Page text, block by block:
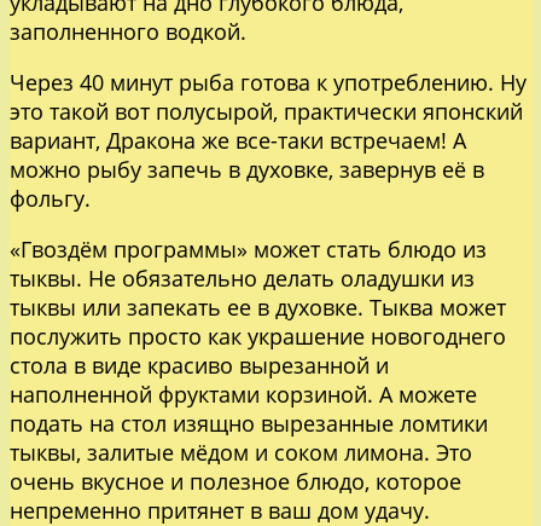
заполненного водкой.
Через 40 минут рыба готова к употреблению. Ну
это такой вот полусырой, практически японский
вариант, Дракона же все-таки встречаем! А
можно рыбу запечь в духовке, завернув её в
фольгу.
«Гвоздём программы» может стать блюдо из
тыквы. Не обязательно делать оладушки из
тыквы или запекать ее в духовке. Тыква может
послужить просто как украшение новогоднего
стола в виде красиво вырезанной и
наполненной фруктами корзиной. А можете
подать на стол изящно вырезанные ломтики
тыквы, залитые мёдом и соком лимона. Это
очень вкусное и полезное блюдо, которое
непременно притянет в ваш дом удачу.